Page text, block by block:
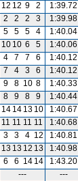
12 12 9 2 1:39.72
2 2 2 3 1:39.98
5 5 5 4 1:40.04
10 10 6 5 1:40.06
4 7 7 6 1:40.12
7 4 3 6 1:40.12
9 8 10 8 1:40.33
8 9 8 9 1:40.44
14 14 13 10 1:40.67
11 11 11 11 1:40.68
3 3 4 12 1:40.81
13 13 12 13 1:40.98
6 6 14 14 1:43.20
--- ---